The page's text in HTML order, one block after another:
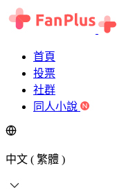
首頁
投票
社群
同人小說
中文 ( 繁體 )